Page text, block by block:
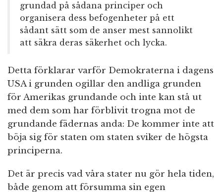
grundad på sådana principer och
organisera dess befogenheter på ett
sådant sätt som de anser mest sannolikt
att säkra deras säkerhet och lycka.
Detta förklarar varför Demokraterna i dagens
USA i grunden ogillar den andliga grunden
för Amerikas grundande och inte kan stå ut
med dem som har förblivit trogna mot de
grundande fädernas anda: De kommer inte att
böja sig för staten om staten sviker de högsta
principerna.
Det är precis vad våra stater nu gör hela tiden,
både genom att försumma sin egen